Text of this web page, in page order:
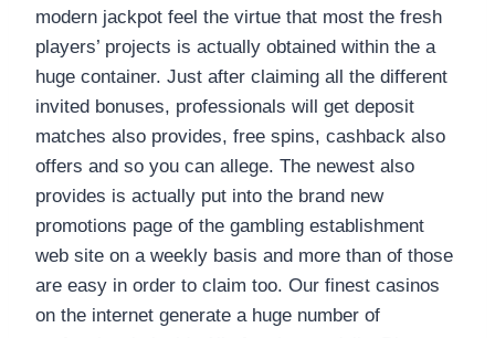
modern jackpot feel the virtue that most the fresh
players’ projects is actually obtained within the a
huge container. Just after claiming all the different
invited bonuses, professionals will get deposit
matches also provides, free spins, cashback also
offers and so you can allege. The newest also
provides is actually put into the brand new
promotions page of the gambling establishment
web site on a weekly basis and more than of those
are easy in order to claim too. Our finest casinos
on the internet generate a huge number of